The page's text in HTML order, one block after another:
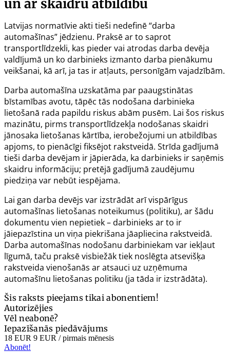
un ar skaidru atbildību
Latvijas normatīvie akti tieši nedefinē “darba
automašīnas” jēdzienu. Praksē ar to saprot
transportlīdzekli, kas pieder vai atrodas darba devēja
valdījumā un ko darbinieks izmanto darba pienākumu
veikšanai, kā arī, ja tas ir atļauts, personīgām vajadzībām.
Darba automašīna uzskatāma par paaugstinātas
bīstamības avotu, tāpēc tās nodošana darbinieka
lietošanā rada papildu riskus abām pusēm. Lai šos riskus
mazinātu, pirms transportlīdzekļa nodošanas skaidri
jānosaka lietošanas kārtība, ierobežojumi un atbildības
apjoms, to pienācīgi fiksējot rakstveidā. Strīda gadījumā
tieši darba devējam ir jāpierāda, ka darbinieks ir saņēmis
skaidru informāciju; pretējā gadījumā zaudējumu
piedziņa var nebūt iespējama.
Lai gan darba devējs var izstrādāt arī vispārīgus
automašīnas lietošanas noteikumus (politiku), ar šādu
dokumentu vien nepietiek – darbinieks ar to ir
jāiepazīstina un viņa piekrišana jāapliecina rakstveidā.
Darba automašīnas nodošanu darbiniekam var iekļaut
līgumā, taču praksē visbiežāk tiek noslēgta atsevišķa
rakstveida vienošanās ar atsauci uz uzņēmuma
automašīnu lietošanas politiku (ja tāda ir izstrādāta).
Šis raksts pieejams tikai abonentiem!
Autorizējies
Vēl neabonē?
Iepazīšanās piedāvājums
18 EUR 9 EUR / pirmais mēnesis
Abonēt!